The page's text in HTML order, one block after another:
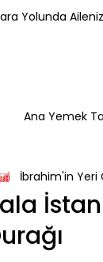
Yolunda
Ana Yemek
Kahvaltı
Bolu
İbrahim'in Yeri